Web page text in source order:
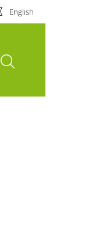
English
Suche öffnen